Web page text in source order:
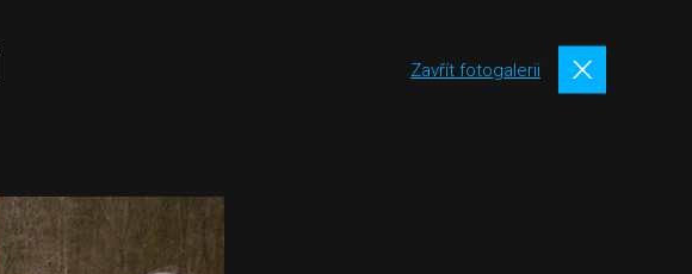
Zavřít fotogalerii